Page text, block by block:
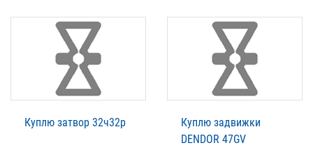
Куплю затвор 32ч32р
Куплю задвижки
DENDOR 47GV